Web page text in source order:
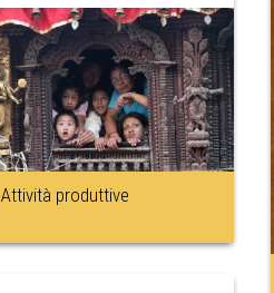
Attività produttive